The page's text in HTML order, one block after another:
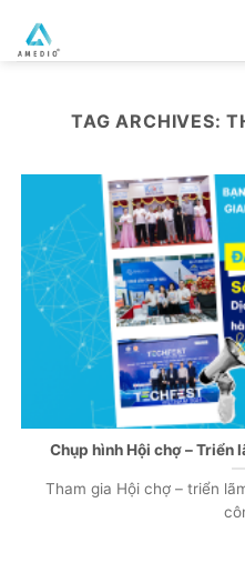
content
TAG ARCHIVES:
Chụp hình Hội chợ – Triển
Tham gia Hội chợ – triển